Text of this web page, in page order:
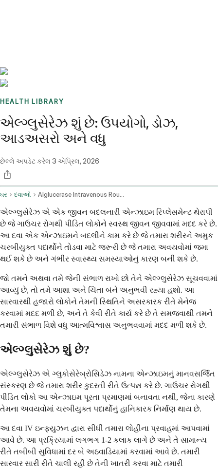
HEALTH LIBRARY
એલ્ગ્લુસેરેઝ શું છે: ઉપયોગો, ડોઝ,
આડઅસરો અને વધુ
છેલ્લે અપડેટ કરેલ 3 એપ્રિલ, 2026
ઘર દવાઓ Alglucerase Intravenous Route
એલ્ગ્લુસેરેઝ એ એક જીવન બદલનારી એન્ઝાઇમ રિપ્લેસમેન્ટ થેરાપી
છે જે ગાઉચર રોગથી પીડિત લોકોને સ્વસ્થ જીવન જીવવામાં મદદ કરે છે.
આ દવા એક એન્ઝાઇમને બદલીને કામ કરે છે જે તમારા શરીરને અમુક
ચરબીયુક્ત પદાર્થોને તોડવા માટે જરૂરી છે જે તમારા અવયવોમાં જમા
થઈ શકે છે અને ગંભીર સ્વાસ્થ્ય સમસ્યાઓનું કારણ બની શકે છે.
જો તમને અથવા તમે જેની સંભાળ રાખો છો તેને એલ્ગ્લુસેરેઝ સૂચવવામાં
આવ્યું છે, તો તમે આશા અને ચિંતા બંને અનુભવી રહ્યા હશો. આ
સારવારથી હજારો લોકોને તેમની સ્થિતિને અસરકારક રીતે મેનેજ
કરવામાં મદદ મળી છે, અને તે કેવી રીતે કાર્ય કરે છે તે સમજવાથી તમને
તમારી સંભાળ વિશે વધુ આત્મવિશ્વાસ અનુભવવામાં મદદ મળી શકે છે.
એલ્ગ્લુસેરેઝ શું છે?
એલ્ગ્લુસેરેઝ એ ગ્લુકોસેરેબ્રોસિડેઝ નામના એન્ઝાઇમનું માનવસર્જિત
સંસ્કરણ છે જે તમારા શરીર કુદરતી રીતે ઉત્પન્ન કરે છે. ગાઉચર રોગથી
પીડિત લોકો આ એન્ઝાઇમ પૂરતા પ્રમાણમાં બનાવતા નથી, જેના કારણે
તેમના અવયવોમાં ચરબીયુક્ત પદાર્થોનું હાનિકારક નિર્માણ થાય છે.
આ દવા IV ઇન્ફ્યુઝન દ્વારા સીધી તમારા લોહીના પ્રવાહમાં આપવામાં
આવે છે. આ પ્રક્રિયામાં લગભગ 1-2 કલાક લાગે છે અને તે સામાન્ય
રીતે તબીબી સુવિધામાં દર બે અઠવાડિયામાં કરવામાં આવે છે. તમારી
સારવાર સારી રીતે ચાલી રહી છે તેની ખાતરી કરવા માટે તમારી